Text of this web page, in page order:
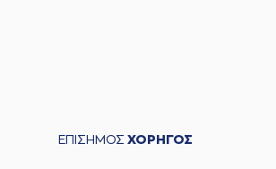
ΕΠΙΣΗΜΟΣ ΧΟΡΗΓΟΣ